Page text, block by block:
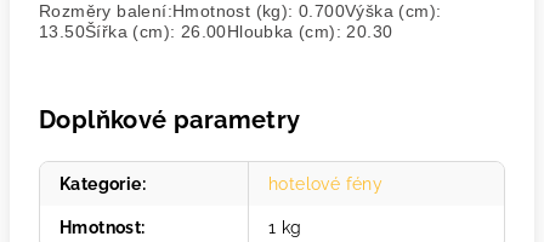
Rozměry balení:Hmotnost (kg): 0.700Výška (cm):
13.50Šířka (cm): 26.00Hloubka (cm): 20.30
Doplňkové parametry
Kategorie: hotelové fény
Hmotnost: 1 kg